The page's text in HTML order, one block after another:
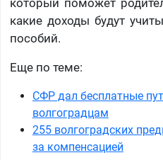
который поможет
какие доходы будут
пособий.
Еще по теме:
СФР дал бесплатные
волгоградцам
255 волгоградских
за компенсацией